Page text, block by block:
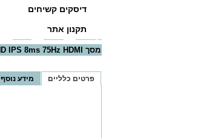
דיסקים קשיחים
תקנון אתר
דף הבית >>
מסך DELL MONITOR 27 FHD IPS 8ms 75Hz HDMI
פרטים כלליים מידע נוסף